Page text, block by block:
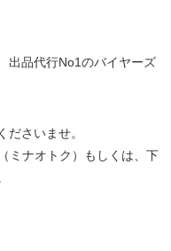
出品代行No1のバイヤーズ
ださいませ。
ミナオトク）もしくは、下